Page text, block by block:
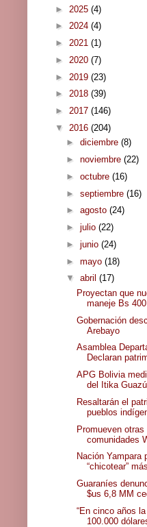
► 2025 (4)
► 2024 (4)
► 2021 (1)
► 2020 (7)
► 2019 (23)
► 2018 (39)
► 2017 (146)
▼ 2016 (204)
► diciembre (8)
► noviembre (22)
► octubre (16)
► septiembre (16)
► agosto (24)
► julio (22)
► junio (24)
► mayo (18)
▼ abril (17)
Proyectan que
maneje Bs
Gobernación
Arebayo
Asamblea
Declaran
APG Bolivia
del Itika Guazú
Resaltarán el
pueblos
Promueven
comunidades
Nación Yampara
“chicotear”
Guaraníes
$us 6,8 MM
“En cinco años
100.000